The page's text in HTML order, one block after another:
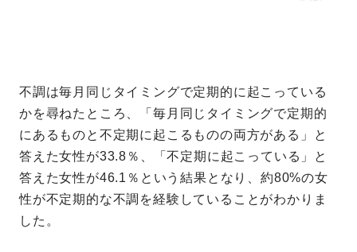
不調は毎月同じタイミングで定期的に起こっている
かを尋ねたところ、「毎月同じタイミングで定期的
にあるものと不定期に起こるものの両方がある」と
答えた女性が33.8％、「不定期に起こっている」と
答えた女性が46.1％という結果となり、約80%の女
性が不定期的な不調を経験していることがわかりま
した。